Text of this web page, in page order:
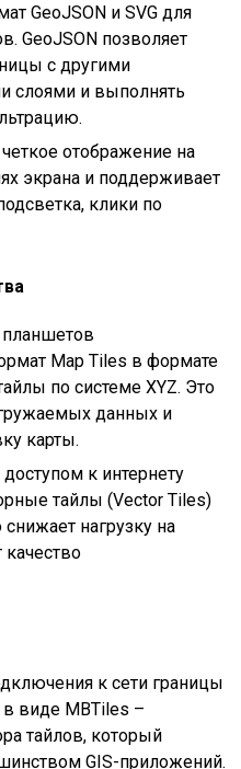
GeoJSON и SVG для
GeoJSON позволяет
с другими
слоями и выполнять
отображение на
экрана и поддерживает
клики по
Map Tiles в формате
по системе XYZ. Это
данных и
карты.
к интернету
тайлы (Vector Tiles)
нагрузку на
к сети границы
виде MBTiles –
тайлов, который
GIS-приложений.